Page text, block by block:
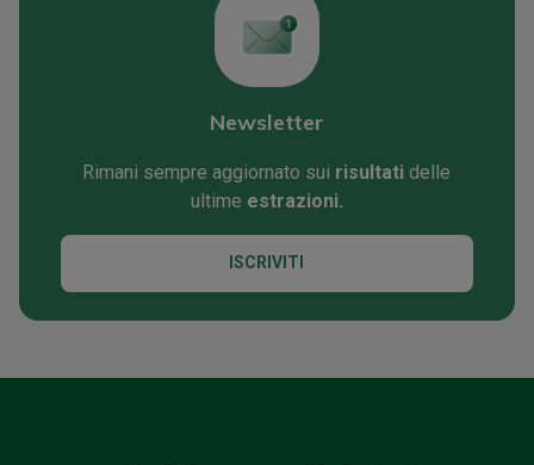
Newsletter
Rimani sempre aggiornato sui risultati delle
ultime estrazioni.
ISCRIVITI